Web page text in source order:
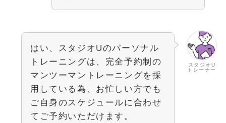
スタジオU
トレーナー
はい、スタジオUのパーソナル
トレーニングは、完全予約制の
マンツーマントレーニングを採
用している為、お忙しい方でも
ご自身のスケジュールに合わせ
てご予約いただけます。